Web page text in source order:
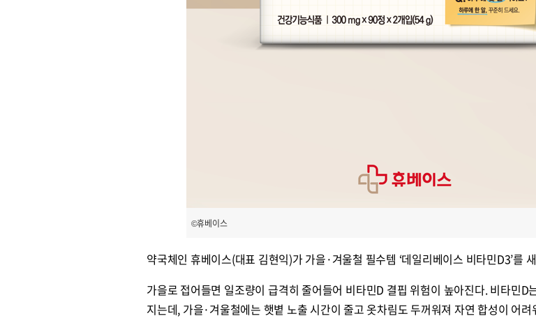
©휴베이스
약국체인 휴베이스(대표 김현익)가 가을·겨울철 필수템 ‘데일리베이스 비타민D3’를
가을로 접어들면 일조량이 급격히 줄어들어 비타민D 결핍 위험이 높아진다. 비타민D
지는데, 가을·겨울철에는 햇볕 노출 시간이 줄고 옷차림도 두꺼워져 자연 합성이 어려